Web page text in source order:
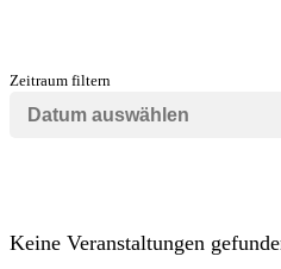
Zeitraum filtern
Keine Veranstaltungen